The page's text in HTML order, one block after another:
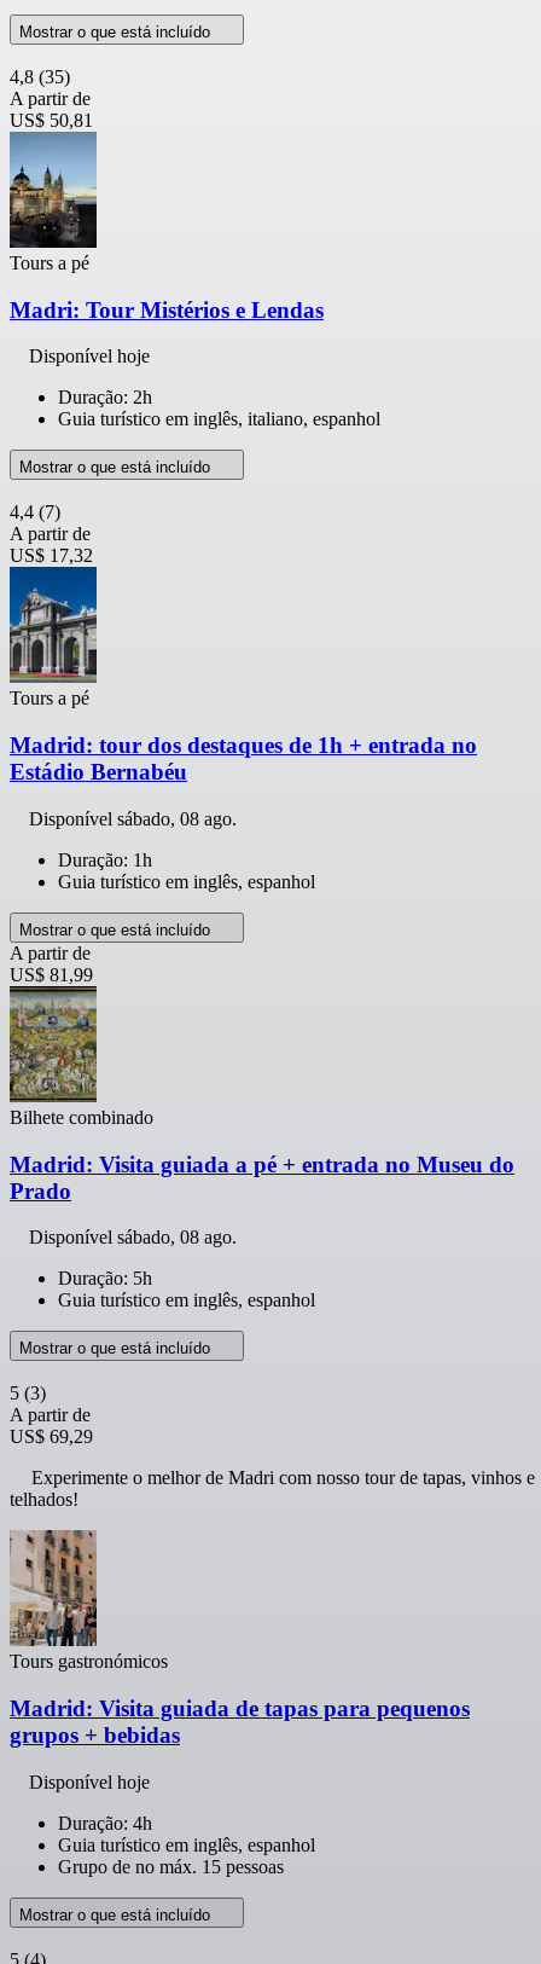
Mostrar o que está incluído
4,8 (35)
A partir de
US$ 50,81
Tours a pé
Madri: Tour Mistérios e Lendas
Disponível hoje
Duração: 2h
Guia turístico em inglês, italiano, espanhol
Mostrar o que está incluído
4,4 (7)
A partir de
US$ 17,32
Tours a pé
Madrid: tour dos destaques de 1h + entrada no
Estádio Bernabéu
Disponível sábado, 08 ago.
Duração: 1h
Guia turístico em inglês, espanhol
Mostrar o que está incluído
A partir de
US$ 81,99
Bilhete combinado
Madrid: Visita guiada a pé + entrada no Museu do
Prado
Disponível sábado, 08 ago.
Duração: 5h
Guia turístico em inglês, espanhol
Mostrar o que está incluído
5 (3)
A partir de
US$ 69,29
Experimente o melhor de Madri com nosso tour de tapas, vinhos e
telhados!
Tours gastronómicos
Madrid: Visita guiada de tapas para pequenos
grupos + bebidas
Disponível hoje
Duração: 4h
Guia turístico em inglês, espanhol
Grupo de no máx. 15 pessoas
Mostrar o que está incluído
5 (4)